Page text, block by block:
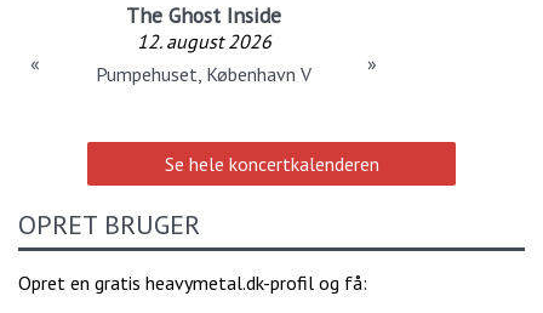
The Ghost Inside
12. august 2026
Pumpehuset, København V
« »
Se hele koncertkalenderen
OPRET BRUGER
Opret en gratis heavymetal.dk-profil og få: